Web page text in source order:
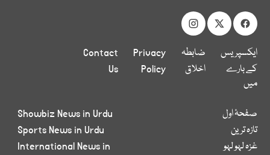
ایکسپریس
کے بارے
میں
ضابطہ
اخلاق
Privacy
Policy
Contact
Us
صفحۂ اول
تازہ ترین
غزہ لہو لہو
Showbiz News in Urdu
Sports News in Urdu
International News in